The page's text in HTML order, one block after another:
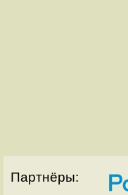
Партнёры: